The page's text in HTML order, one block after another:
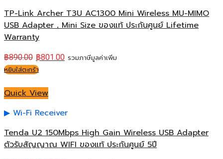
TP-Link Archer T3U AC1300 Mini Wireless MU-MIMO
USB Adapter，Mini Size ของแท้ ประกันศูนย์ Lifetime
Warranty
฿890.00 ฿801.00 รวมภาษีมูลค่าเพิ่ม
หยิบใส่ตะกร้า
Quick View
Wi-Fi Receiver
Tenda U2 150Mbps High Gain Wireless USB Adapter
ตัวรับสัญญาณ WIFI ของแท้ ประกันศูนย์ 5ปี